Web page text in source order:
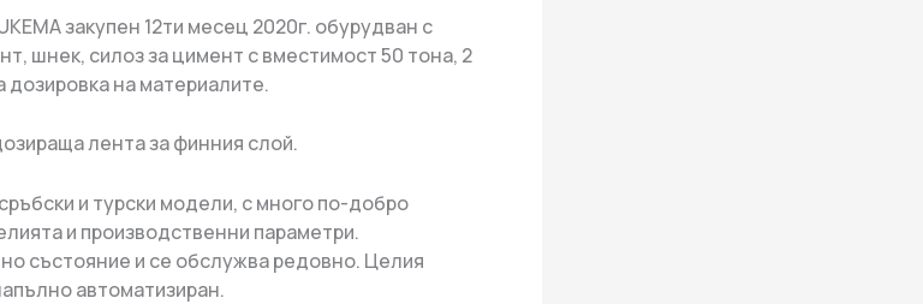
закупен 12ти месец 2020г. обурудван с
шнек, силоз за цимент с вместимост 50 тона, 2
дозировка на материалите.
лента за финния слой.
и турски модели, с много по-добро
и производственни параметри.
състояние и се обслужва редовно. Целия
автоматизиран.